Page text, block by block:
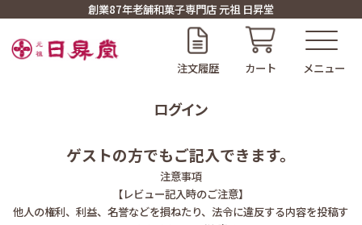
創業87年老舗和菓子専門店 元祖 日昇堂
注文履歴 カート
ログイン
ゲストの方でもご記入できます。
注意事項
【レビュー記入時のご注意】
他人の権利、利益、名誉などを損ねたり、法令に違反する内容を投稿す